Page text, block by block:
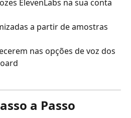
ElevenLabs na sua conta
a partir de amostras
nas opções de voz dos
a Passo